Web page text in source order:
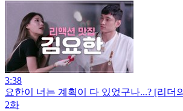
3:38
요한이 너는 계획이 다 있었구나...? [리더
2화